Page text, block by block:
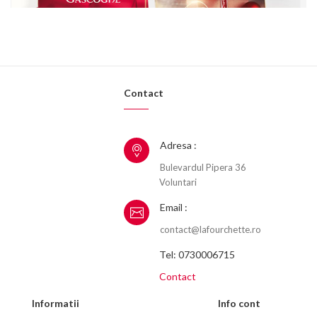
Contact
Adresa :
Bulevardul Pipera 36
Voluntari
Email :
contact@lafourchette.ro
Tel: 0730006715
Contact
Informatii Info cont